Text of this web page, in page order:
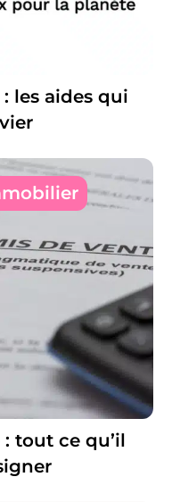
les aides qui
tout ce qu’il